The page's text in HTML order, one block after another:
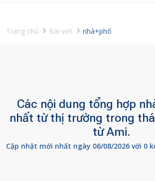
Trang chủ Bài viết nhà+phố
Các nội dung tổng hợp
nhất từ thị trường trong
từ Ami.
Cập nhật mới nhất ngày 06/08/2026 với 0